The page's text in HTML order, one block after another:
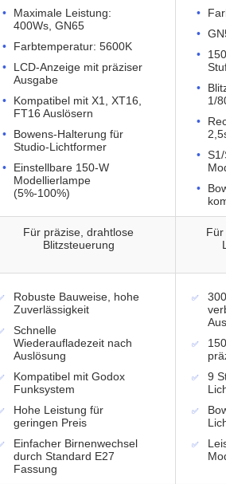
Maximale Leistung:
400Ws, GN65
Farbtemperatur: 5600K
LCD-Anzeige mit präziser
Ausgabe
Kompatibel mit X1, XT16,
FT16 Auslösern
Bowens-Halterung für
Studio-Lichtformer
Einstellbare 150-W
Modellierlampe
(5%-100%)
1/
Für präzise, drahtlose
Blitzsteuerung
Robuste Bauweise, hohe
Zuverlässigkeit
Schnelle
Wiederaufladezeit nach
Auslösung
Kompatibel mit Godox
Funksystem
Hohe Leistung für
geringen Preis
Einfacher Birnenwechsel
durch Standard E27
Fassung
9